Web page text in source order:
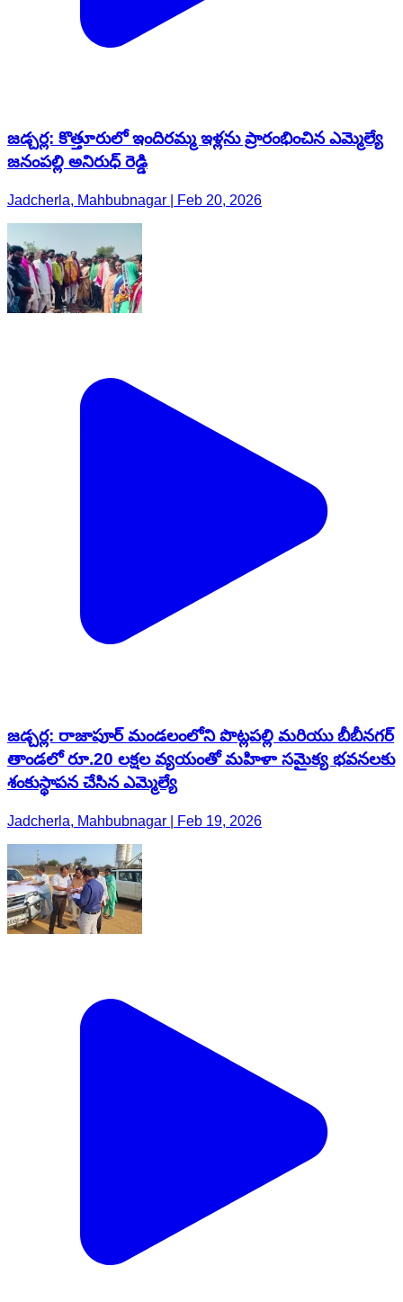
జడ్చర్ల: కొత్తూరులో ఇందిరమ్మ ఇళ్లను ప్రారంభించిన ఎమ్మెల్యే
జనంపల్లి అనిరుధ్ రెడ్డి
Jadcherla, Mahbubnagar | Feb 20, 2026
జడ్చర్ల: రాజాపూర్ మండలంలోని పొట్లపల్లి మరియు బీబీనగర్
తాండలో రూ.20 లక్షల వ్యయంతో మహిళా సమైక్య భవనలకు
శంకుస్థాపన చేసిన ఎమ్మెల్యే
Jadcherla, Mahbubnagar | Feb 19, 2026